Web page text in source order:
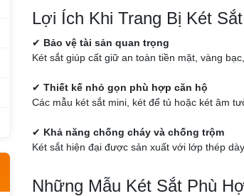
Lợi Ích Khi Trang Bị Két
✔ Bảo vệ tài sản quan trọng
Két sắt giúp cất giữ an toàn tiền mặt, vàng
✔ Thiết kế nhỏ gọn phù hợp căn hộ
Các mẫu két sắt mini, két để tủ hoặc két âm
✔ Khả năng chống cháy và chống trộm
Két sắt hiện đại được sản xuất với lớp thép
Những Mẫu Két Sắt Phù